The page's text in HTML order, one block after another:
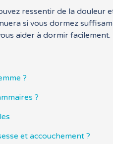
ressentir de la
si vous dormez
aider à dormir facilement.
?
?
et accouchement ?